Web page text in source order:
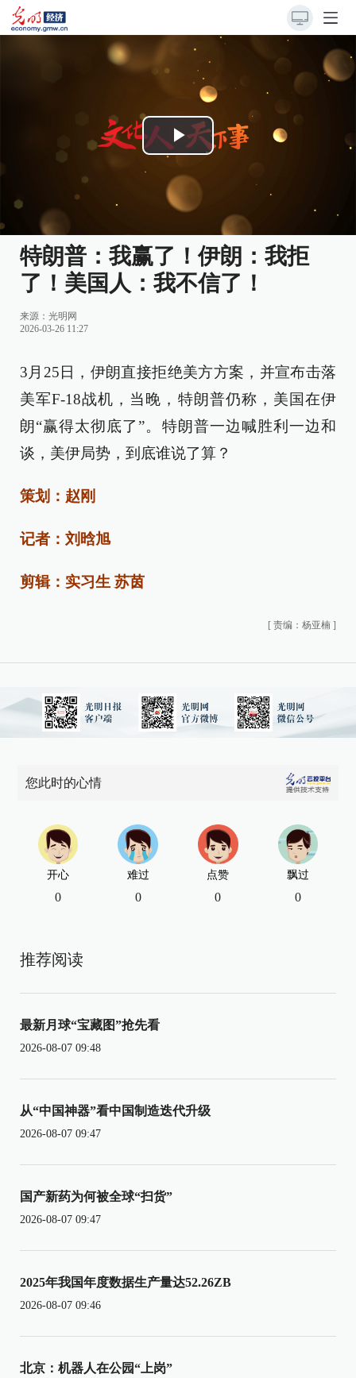
Play
Video
特朗普：我赢了！伊朗：我拒
了！美国人：我不信了！
来源： 光明网
2026-03-26 11:27
3月25日，伊朗直接拒绝美方方案，并宣布击落
美军F-18战机，当晚，特朗普仍称，美国在伊
朗“赢得太彻底了”。特朗普一边喊胜利一边和
谈，美伊局势，到底谁说了算？
策划：赵刚
记者：刘晗旭
剪辑：实习生 苏茵
[ 责编：杨亚楠 ]
您此时的心情
开心
0
难过
0
点赞
0
飘过
0
推荐阅读
最新月球“宝藏图”抢先看
2026-08-07 09:48
从“中国神器”看中国制造迭代升级
2026-08-07 09:47
国产新药为何被全球“扫货”
2026-08-07 09:47
2025年我国年度数据生产量达52.26ZB
2026-08-07 09:46
北京：机器人在公园“上岗”